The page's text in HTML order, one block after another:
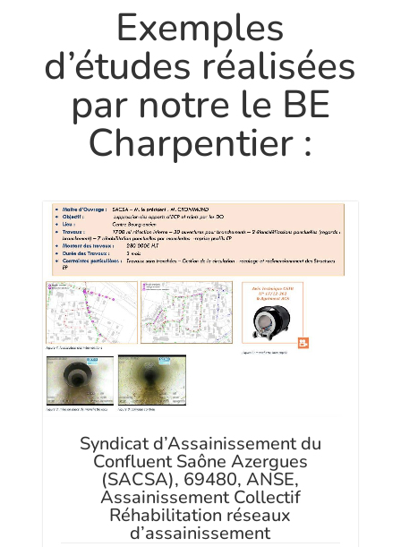
Exemples
d’études réalisées
par notre le BE
Charpentier :
Syndicat d’Assainissement du
Confluent Saône Azergues
(SACSA), 69480, ANSE,
Assainissement Collectif
Réhabilitation réseaux
d’assainissement